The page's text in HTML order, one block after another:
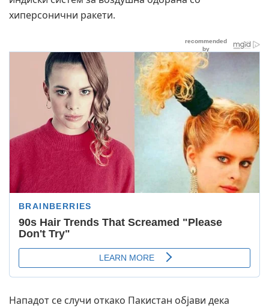
хиперсонични ракети.
Нападот се случи откако Пакистан објави дека